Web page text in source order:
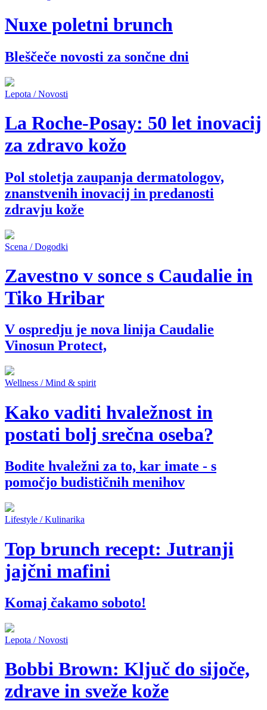
Nuxe poletni brunch
Bleščeče novosti za sončne dni
Lepota / Novosti
La Roche-Posay: 50 let inovacij
za zdravo kožo
Pol stoletja zaupanja dermatologov,
znanstvenih inovacij in predanosti
zdravju kože
Scena / Dogodki
Zavestno v sonce s Caudalie in
Tiko Hribar
V ospredju je nova linija Caudalie
Vinosun Protect,
Wellness / Mind & spirit
Kako vaditi hvaležnost in
postati bolj srečna oseba?
Bodite hvaležni za to, kar imate - s
pomočjo budističnih menihov
Lifestyle / Kulinarika
Top brunch recept: Jutranji
jajčni mafini
Komaj čakamo soboto!
Lepota / Novosti
Bobbi Brown: Ključ do sijoče,
zdrave in sveže kože